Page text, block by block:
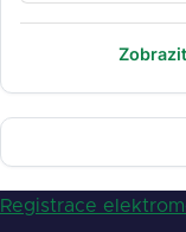
Registrace